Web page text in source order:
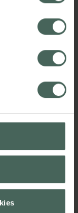
påverkar inte
återkallelsen.